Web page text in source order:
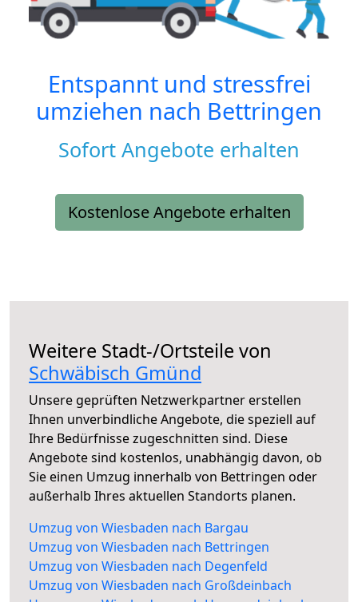
Entspannt und stressfrei
umziehen nach Bettringen
Sofort Angebote erhalten
Kostenlose Angebote erhalten
Weitere Stadt-/Ortsteile von
Schwäbisch Gmünd
Unsere geprüften Netzwerkpartner erstellen
Ihnen unverbindliche Angebote, die speziell auf
Ihre Bedürfnisse zugeschnitten sind. Diese
Angebote sind kostenlos, unabhängig davon, ob
Sie einen Umzug innerhalb von Bettringen oder
außerhalb Ihres aktuellen Standorts planen.
Umzug von Wiesbaden nach Bargau
Umzug von Wiesbaden nach Bettringen
Umzug von Wiesbaden nach Degenfeld
Umzug von Wiesbaden nach Großdeinbach